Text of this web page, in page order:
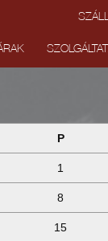
P
1
8
15